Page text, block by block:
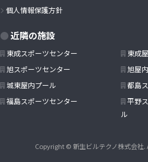
三者に開示・提供・預託することはありません
反しない範囲において、お客さまの同意なく応
ります。
個人情報提供の任意性
お客さまが弊社に対して個人情報を提供するこ
個人情報の開示・訂正・削除につ
お客さまには、貴殿の個人情報の開示を求め
個人情報保護方針
近隣の施設
東成スポーツセンター
東成
旭スポーツセンター
旭屋
城東屋内プール
都島
福島スポーツセンター
平野
ル
Copyright © 新生ビルテクノ株式会社.